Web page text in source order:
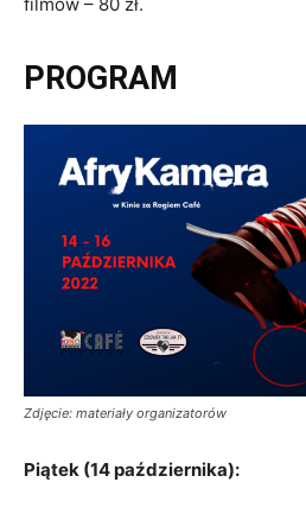
PROGRAM
Zdjęcie: materiały organizatorów
Piątek (14 października):